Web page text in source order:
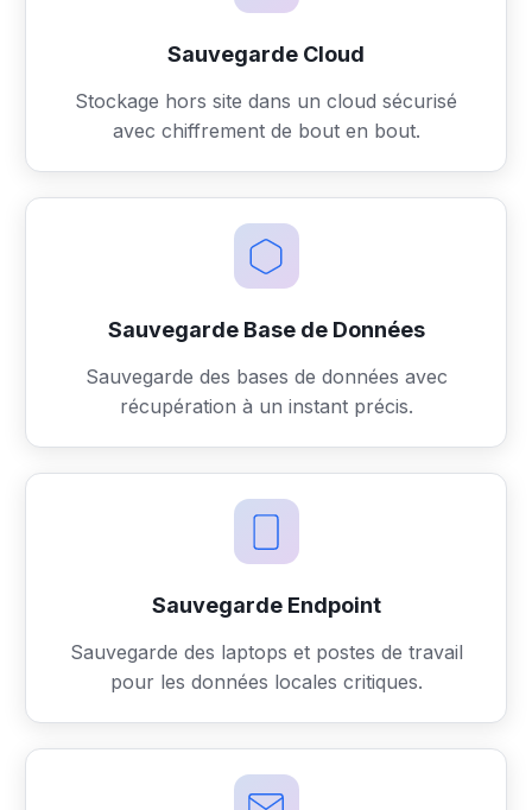
Sauvegarde Cloud
Stockage hors site dans un cloud sécurisé
avec chiffrement de bout en bout.
Sauvegarde Base de Données
Sauvegarde des bases de données avec
récupération à un instant précis.
Sauvegarde Endpoint
Sauvegarde des laptops et postes de travail
pour les données locales critiques.